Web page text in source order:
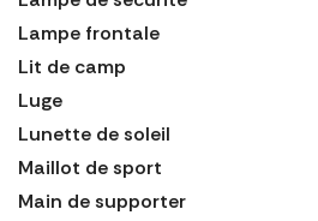
Lampe frontale
Lit de camp
Luge
Lunette de soleil
Maillot de sport
Main de supporter